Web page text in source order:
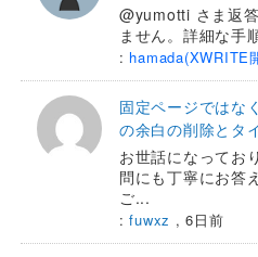
@yumotti さま返
ません。詳細な手
: hamada(XWRITE
固定ページではな
の余白の削除とタ
お世話になってお
問にも丁寧にお答
ご...
:fuwxz ,6日前